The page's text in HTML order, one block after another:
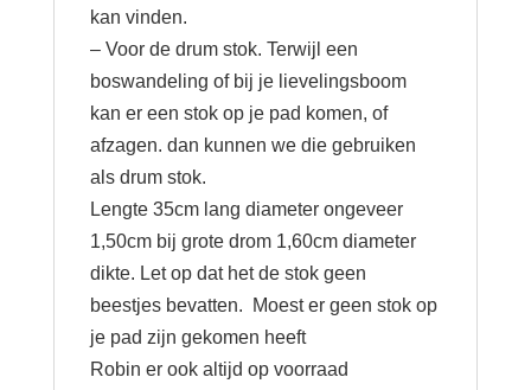
kan vinden.
– Voor de drum stok. Terwijl een
boswandeling of bij je lievelingsboom
kan er een stok op je pad komen, of
afzagen. dan kunnen we die gebruiken
als drum stok.
Lengte 35cm lang diameter ongeveer
1,50cm bij grote drom 1,60cm diameter
dikte. Let op dat het de stok geen
beestjes bevatten. Moest er geen stok op
je pad zijn gekomen heeft
Robin er ook altijd op voorraad